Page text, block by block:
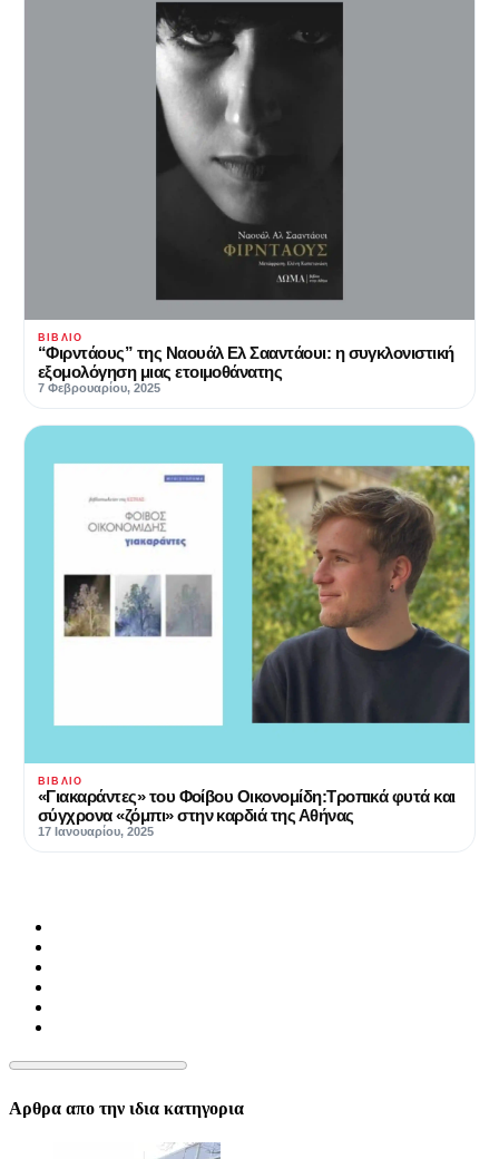
ΒΙΒΛΊΟ
“Φιρντάους” της Ναουάλ Ελ Σααντάουι: η συγκλονιστική
εξομολόγηση μιας ετοιμοθάνατης
7 Φεβρουαρίου, 2025
ΒΙΒΛΊΟ
«Γιακαράντες» του Φοίβου Οικονομίδη:Τροπικά φυτά και
σύγχρονα «ζόμπι» στην καρδιά της Αθήνας
17 Ιανουαρίου, 2025
Αρθρα απο την ιδια κατηγορια